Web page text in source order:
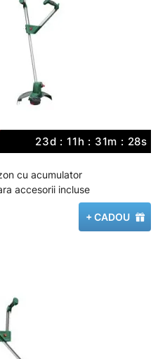
23d : 11h : 31m : 27s
cu acumulator
accesorii incluse
+ CADOU